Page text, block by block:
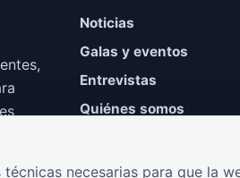
Noticias
Galas y eventos
Entrevistas
Quiénes somos
técnicas necesarias para que la